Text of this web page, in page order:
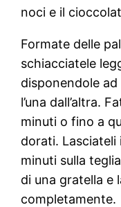
noci e il
Formate delle
schiacciatele
disponendole
l’una dall’altra.
minuti o fino a
dorati.
minuti sulla
di una gratella e
completamente.